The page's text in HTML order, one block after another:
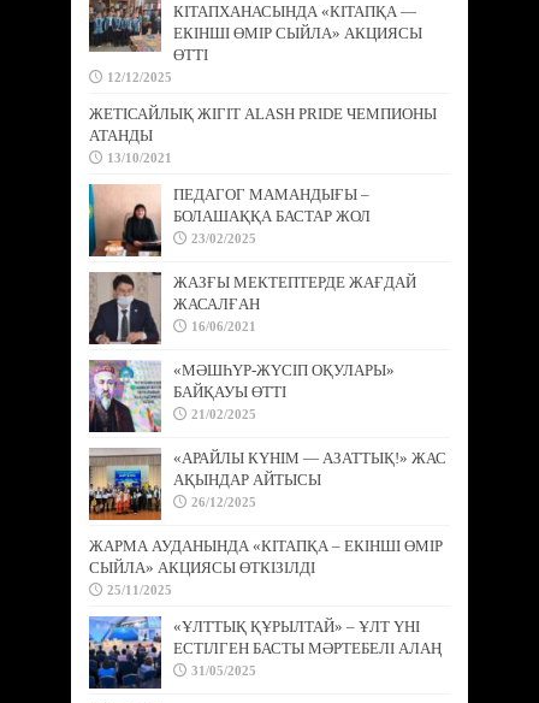
КІТАПХАНАСЫНДА «КІТАПҚА —
ЕКІНШІ ӨМІР СЫЙЛА» АКЦИЯСЫ
ӨТТІ
12/12/2025
ЖЕТІСАЙЛЫҚ ЖІГІТ ALASH PRIDE ЧЕМПИОНЫ
АТАНДЫ
13/10/2021
ПЕДАГОГ МАМАНДЫҒЫ –
БОЛАШАҚҚА БАСТАР ЖОЛ
23/02/2025
ЖАЗҒЫ МЕКТЕПТЕРДЕ ЖАҒДАЙ
ЖАСАЛҒАН
16/06/2021
«МӘШҺҮР-ЖҮСІП ОҚУЛАРЫ»
БАЙҚАУЫ ӨТТІ
21/02/2025
«АРАЙЛЫ КҮНІМ — АЗАТТЫҚ!» ЖАС
АҚЫНДАР АЙТЫСЫ
26/12/2025
ЖАРМА АУДАНЫНДА «КІТАПҚА – ЕКІНШІ ӨМІР
СЫЙЛА» АКЦИЯСЫ ӨТКІЗІЛДІ
25/11/2025
«ҰЛТТЫҚ ҚҰРЫЛТАЙ» – ҰЛТ ҮНІ
ЕСТІЛГЕН БАСТЫ МӘРТЕБЕЛІ АЛАҢ
31/05/2025